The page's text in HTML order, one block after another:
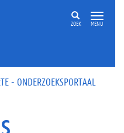
ZOEK MENU
- ONDERZOEKSPORTAAL